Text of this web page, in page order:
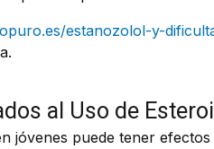
estanozolol-y-
al Uso de
jóvenes puede tener